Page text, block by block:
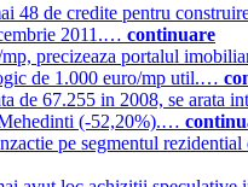
48 de credite pentru
2011.… continuare
precizeaza portalul
de 1.000 euro/mp util.…
de 67.255 in 2008, se arata
(-52,20%).…
pe segmentul